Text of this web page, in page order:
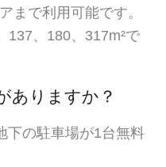
まで利用可能です。
137、180、317m²で
ありますか？
下の駐車場が1台無料